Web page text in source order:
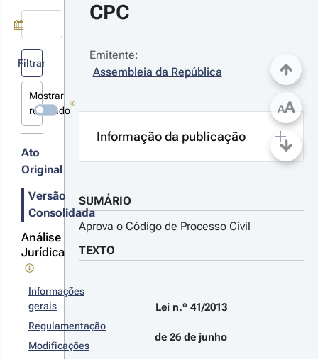
11-07
-
a
e
das
e
pessoas
a citação
pessoas
é,
por
eletrónica.
01-16
- 1.ª
de
Filtrar
Mostrar
revogado
Ato
Original
Versão
Consolidada
Análise
Jurídica
Informações
gerais
Regulamentação
Modificações
CPC
Emitente:
Assembleia da República
Informação da publicação
SUMÁRIO
Aprova o Código de Processo Civil
TEXTO
Lei n.º 41/2013
de 26 de junho
AA